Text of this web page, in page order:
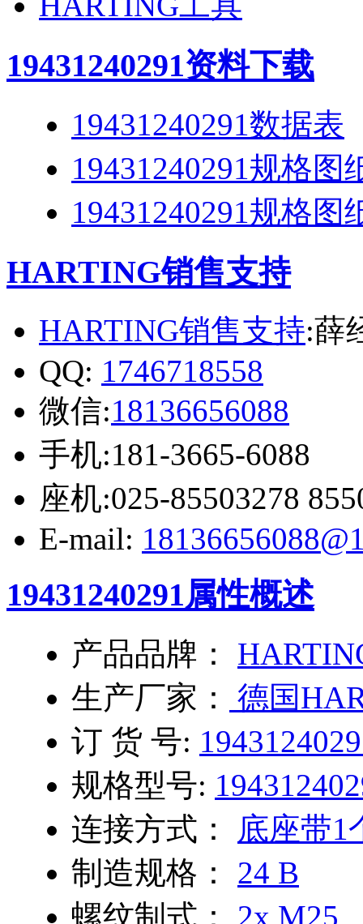
19431240291资料下载
19431240291数据表
19431240291规格图
19431240291规格图
HARTING销售支持
HARTING销售支持:薛
QQ: 1746718558
微信:18136656088
手机:181-3665-6088
座机:025-85503278
E-mail:
19431240291属性概述
产品品牌：
生产厂家：
德国
订 货 号:
规格型号:
连接方式：
底座带1
制造规格：
24 B
螺纹制式：
2x M25